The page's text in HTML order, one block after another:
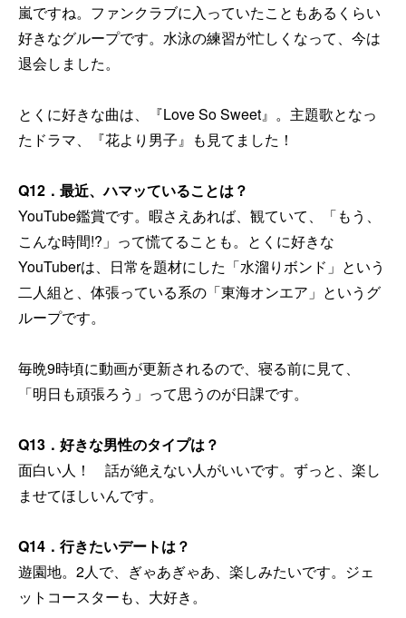
嵐ですね。ファンクラブに入っていたこともあるくらい
好きなグループです。水泳の練習が忙しくなって、今は
退会しました。
とくに好きな曲は、『Love So Sweet』。主題歌となっ
たドラマ、『花より男子』も見てました！
Q12 ．最近、ハマッていることは？
YouTube鑑賞です。暇さえあれば、観ていて、「もう、
こんな時間!?」って慌てることも。とくに好きな
YouTuberは、日常を題材にした「水溜りボンド」という
二人組と、体張っている系の「東海オンエア」というグ
ループです。
毎晩9時頃に動画が更新されるので、寝る前に見て、
「明日も頑張ろう」って思うのが日課です。
Q13 ．好きな男性のタイプは？
面白い人！ 話が絶えない人がいいです。ずっと、楽し
ませてほしいんです。
Q14 ．行きたいデートは？
遊園地。2人で、ぎゃあぎゃあ、楽しみたいです。ジェ
ットコースターも、大好き。